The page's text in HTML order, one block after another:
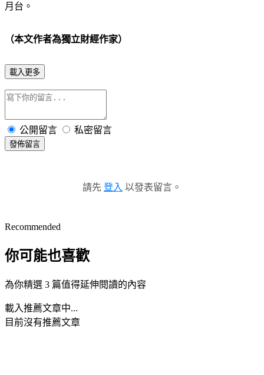
月台。
（本文作者為獨立財經作家）
載入更多
公開留言 私密留言
發佈留言
請先 登入 以發表留言。
Recommended
你可能也喜歡
為你精選 3 篇值得延伸閱讀的內容
載入推薦文章中...
目前沒有推薦文章